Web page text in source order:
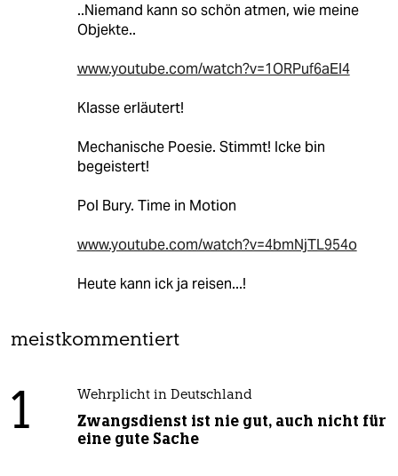
..Niemand kann so schön atmen, wie meine
Objekte..
www.youtube.com/watch?v=1ORPuf6aEl4
Klasse erläutert!
Mechanische Poesie. Stimmt! Icke bin
begeistert!
Pol Bury. Time in Motion
www.youtube.com/watch?v=4bmNjTL954o
Heute kann ick ja reisen...!
meistkommentiert
1 Wehrplicht in Deutschland
Zwangsdienst ist nie gut, auch nicht für
eine gute Sache